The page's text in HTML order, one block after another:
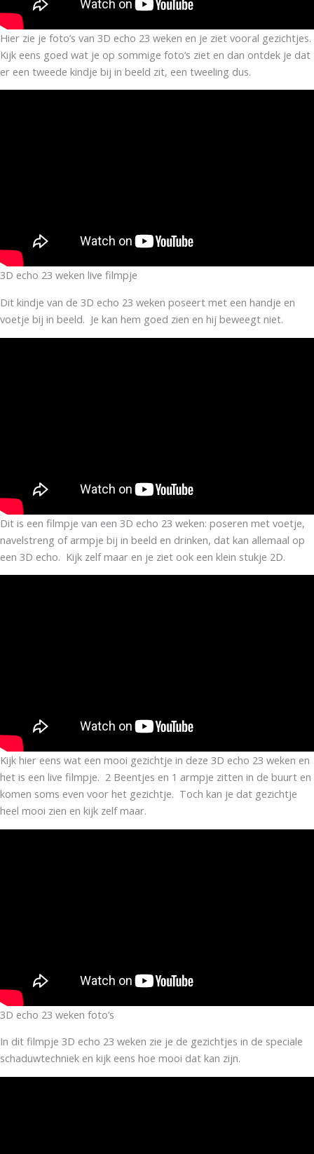
Hier zie je foto’s van 3D echo 23 weken en je ziet vooral gezichtjes.
Kijk eens goed wat je op sommige foto’s ziet en dan ontdek je dat
er een tweede kindje bij in beeld zit, een tweeling dus.
3D echo 23 weken live filmpje
Dit kindje van de 3D echo 23 weken poseert met een handje en
voetje bij in beeld. Je kan hem goed zien en hij beweegt niet.
Dit is een filmpje van een 3D echo 23 weken: poseren met voetje,
navelstreng of armpje bij in beeld en drinken, dat kan allemaal op
een 3D echo. Kijk zelf maar en je ziet ook een klein stukje 2D.
Kijk hier eens wat een mooi gezichtje in deze 3D echo 23 weken en
het is een live filmpje. 2 Beentjes en 1 armpje zitten in de buurt en
komen soms even voor het gezichtje. Toch kan je dat gezichtje
heel mooi zien en kijk zelf maar.
3D echo 23 weken foto’s
In dit filmpje 3D echo 23 weken zie je de gezichtjes in de speciale
schaduwtechniek en kijk eens hoe mooi dat kan zijn.